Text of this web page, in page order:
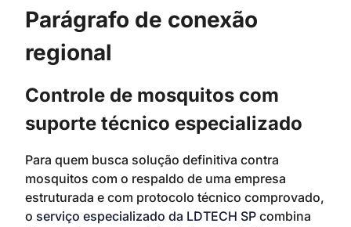
Parágrafo de conexão
regional
Controle de mosquitos com
suporte técnico especializado
Para quem busca solução definitiva contra
mosquitos com o respaldo de uma empresa
estruturada e com protocolo técnico comprovado,
o serviço especializado da LDTECH SP combina